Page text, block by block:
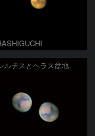
ルチスとヘラス盆地